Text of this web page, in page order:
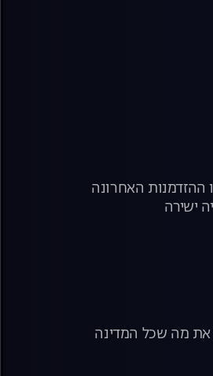
ההזדמנות האחרונה
ישירה
את מה שכל המדינה